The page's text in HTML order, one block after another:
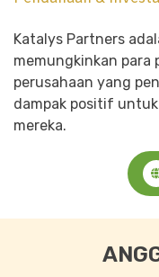
Katalys Partners
memungkinkan para
perusahaan yang
dampak positif
mereka.